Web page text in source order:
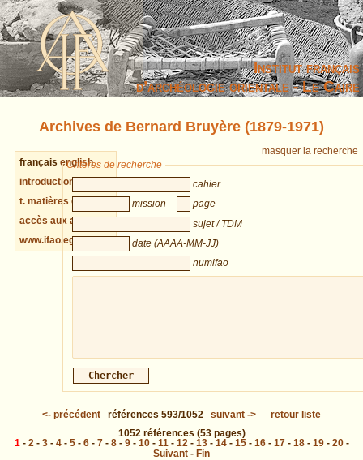
Institut français
d’archéologie orientale - Le Caire
Archives de Bernard Bruyère (1879-1971)
français english
introduction cahiers
t. matières cahiers
accès aux archives
www.ifao.egnet.net
masquer la recherche
Critères de recherche
cahier
mission
page
sujet / TDM
date (AAAA-MM-JJ)
numifao
<- précédent références 593/1052 suivant ->
retour liste
1052 références (53 pages)
1 - 2 - 3- 4- 5- 6- 7- 8- 9- 10- 11 - 12 - 13- 14- 15- 16- 17- 18- 19- 20-
Suivant - Fin